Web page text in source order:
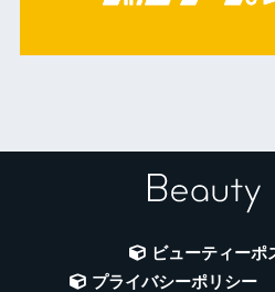
ビューティーポ
プライバシーポリシー